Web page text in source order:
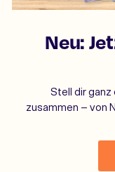
Neu:
Stell dir ganz
zusammen – von